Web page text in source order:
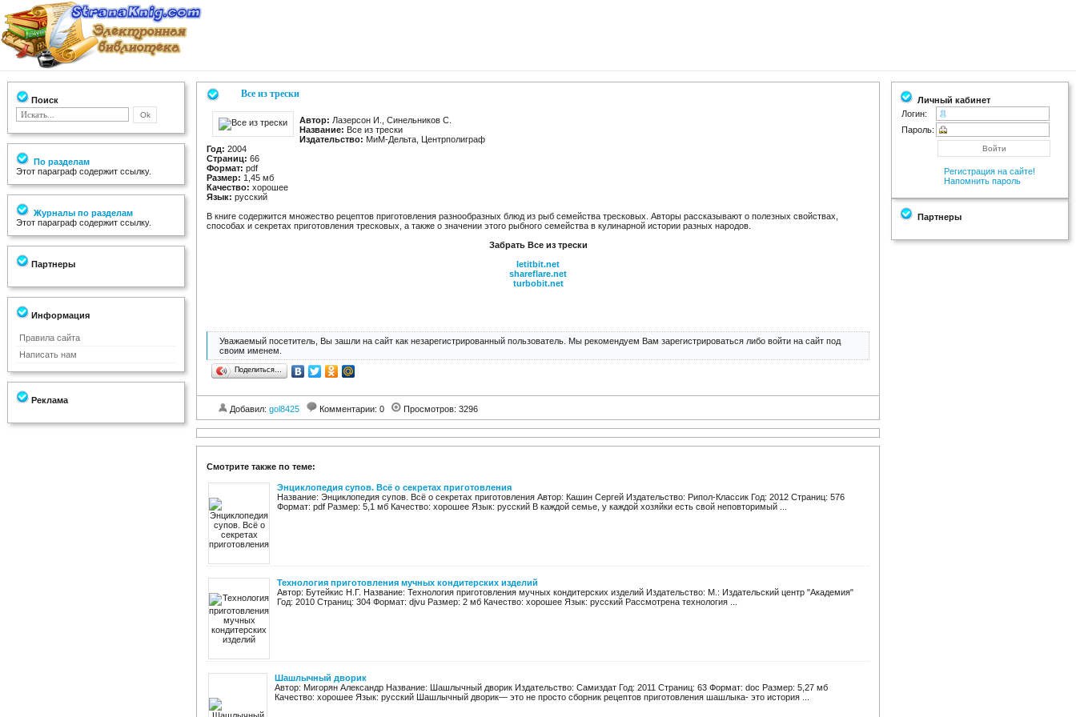
Поиск
По разделам
Этот параграф содержит ссылку.
Журналы по разделам
Этот параграф содержит ссылку.
Партнеры
Информация
Правила сайта
Написать нам
Реклама
Все из трески
Автор: Лазерсон И., Синельников С.
Название: Все из трески
Издательство: МиМ-Дельта, Центрполиграф
Год: 2004
Страниц: 66
Формат: pdf
Размер: 1,45 мб
Качество: хорошее
Язык: русский
В книге содержится множество рецептов приготовления разнообразных блюд из рыб семейства тресковых. Авторы рассказывают о полезных свойствах,
способах и секретах приготовления тресковых, а также о значении этого рыбного семейства в кулинарной истории разных народов.
Забрать Все из трески
letitbit.net
shareflare.net
turbobit.net
Уважаемый посетитель, Вы зашли на сайт как незарегистрированный пользователь. Мы рекомендуем Вам зарегистрироваться либо войти на сайт под
своим именем.
Поделиться…
Добавил: gol8425 Комментарии: 0 Просмотров: 3296
Смотрите также по теме:
Энциклопедия супов. Всё о секретах приготовления
Название: Энциклопедия супов. Всё о секретах приготовления Автор: Кашин Сергей Издательство: Рипол-Классик Год: 2012 Страниц: 576
Формат: pdf Размер: 5,1 мб Качество: хорошее Язык: русский В каждой семье, у каждой хозяйки есть свой неповторимый ...
Технология приготовления мучных кондитерских изделий
Автор: Бутейкис Н.Г. Название: Технология приготовления мучных кондитерских изделий Издательство: М.: Издательский центр "Академия"
Год: 2010 Страниц: 304 Формат: djvu Размер: 2 мб Качество: хорошее Язык: русский Рассмотрена технология ...
Шашлычный дворик
Автор: Мигорян Александр Название: Шашлычный дворик Издательство: Самиздат Год: 2011 Страниц: 63 Формат: doc Размер: 5,27 мб
Качество: хорошее Язык: русский Шашлычный дворик— это не просто сборник рецептов приготовления шашлыка- это история ...
Личный кабинет
Логин:
Пароль:
Регистрация на сайте!
Напомнить пароль
Партнеры